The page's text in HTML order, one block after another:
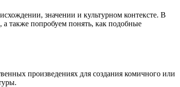
значении и культурном контексте. В
также попробуем понять, как подобные
произведениях для создания комичного или